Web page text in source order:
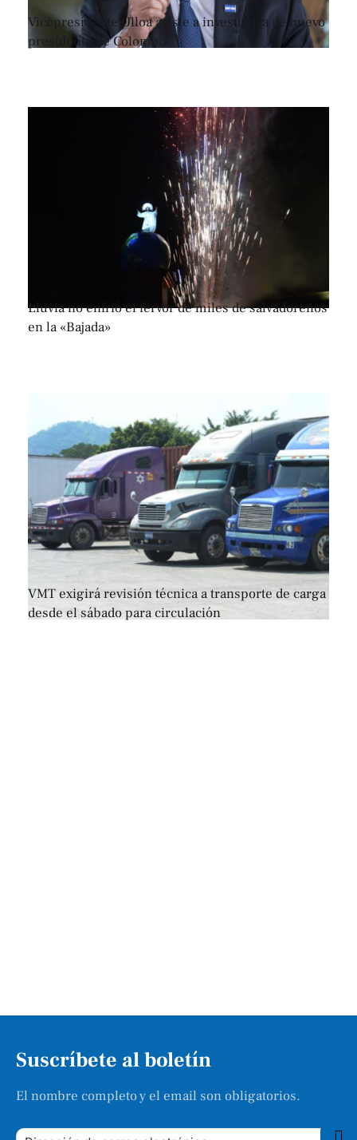
Vicepresidente Ulloa asiste a investidura de nuevo
presidente de Colombia
Lluvia no enfrió el fervor de miles de salvadoreños
en la «Bajada»
VMT exigirá revisión técnica a transporte de carga
desde el sábado para circulación
Suscríbete al boletín
El nombre completo y el email son obligatorios.